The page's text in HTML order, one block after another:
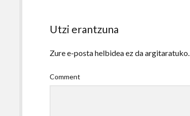
Utzi erantzuna
Zure e-posta helbidea ez da argitaratuko.
Comment